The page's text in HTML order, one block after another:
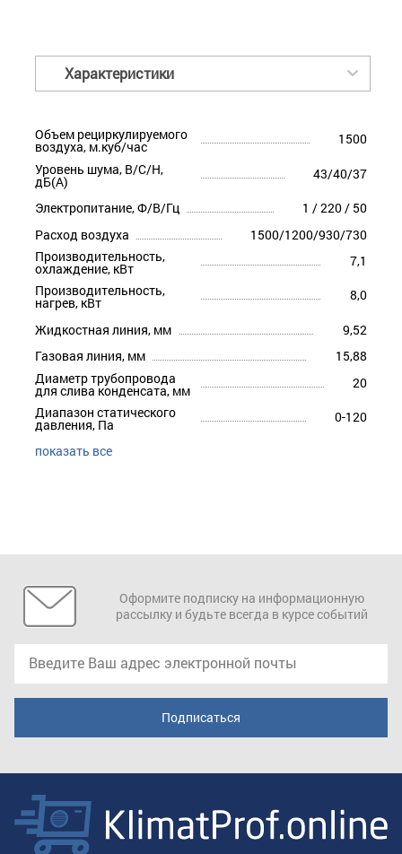
Характеристики
Объем рециркулируемого
воздуха, м.куб/час
1500
Уровень шума, В/С/Н,
дБ(А) 43/40/37
Электропитание, Ф/В/Гц
1 / 220 / 50
Расход воздуха
1500/1200/930/730
Производительность,
охлаждение, кВт
7,1
Производительность,
нагрев, кВт 8,0
Жидкостная линия, мм
9,52
Газовая линия, мм
15,88
Диаметр трубопровода
для слива конденсата, мм
20
Диапазон статического
давления, Па 0-120
показать все
Оформите подписку на информационную
рассылку и будьте всегда в курсе событий